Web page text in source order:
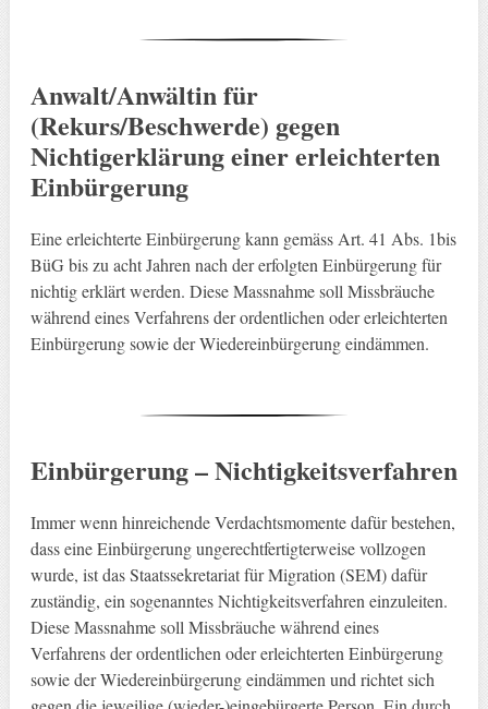
Anwalt/Anwältin für
(Rekurs/Beschwerde) gegen
Nichtigerklärung einer erleichterten
Einbürgerung
Eine erleichterte Einbürgerung kann gemäss Art. 41 Abs. 1bis
BüG bis zu acht Jahren nach der erfolgten Einbürgerung für
nichtig erklärt werden. Diese Massnahme soll Missbräuche
während eines Verfahrens der ordentlichen oder erleichterten
Einbürgerung sowie der Wiedereinbürgerung eindämmen.
Einbürgerung – Nichtigkeitsverfahren
Immer wenn hinreichende Verdachtsmomente dafür bestehen,
dass eine Einbürgerung ungerechtfertigterweise vollzogen
wurde, ist das Staatssekretariat für Migration (SEM) dafür
zuständig, ein sogenanntes Nichtigkeitsverfahren einzuleiten.
Diese Massnahme soll Missbräuche während eines
Verfahrens der ordentlichen oder erleichterten Einbürgerung
sowie der Wiedereinbürgerung eindämmen und richtet sich